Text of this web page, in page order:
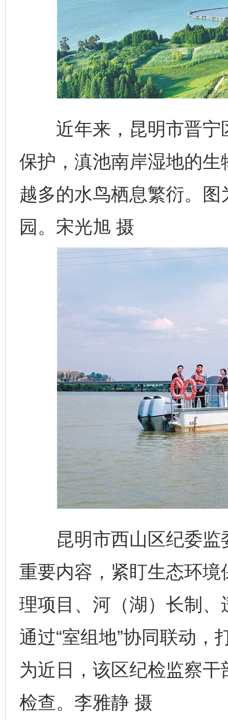
近年来，昆明市晋宁
保护，滇池南岸湿地的
越多的水鸟栖息繁衍。
园。宋光旭 摄
昆明市西山区纪委监
重要内容，紧盯生态环
理项目、河（湖）长制
通过“室组地”协同联动，
为近日，该区纪检监察
检查。李雅静 摄